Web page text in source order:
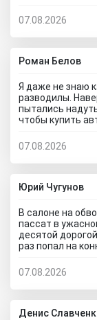
советовал бы
Гражданскую 1Д
обман! Они
шикарными
покупателей.
07.08.2026
Роман Белов
Я даже не знаю
разводилы.
пытались
чтобы купить
еще юриста
осмотреть
днище глянуть.
ксерокопии
картинкам
настаивать
если бы я 5
бы писали?
есть куча
можно спокойно
07.08.2026
Юрий Чугунов
В салоне на
пассат в
десятой
раз попал на
что все с
сделать по
когда
говорю - где
07.08.2026
Денис